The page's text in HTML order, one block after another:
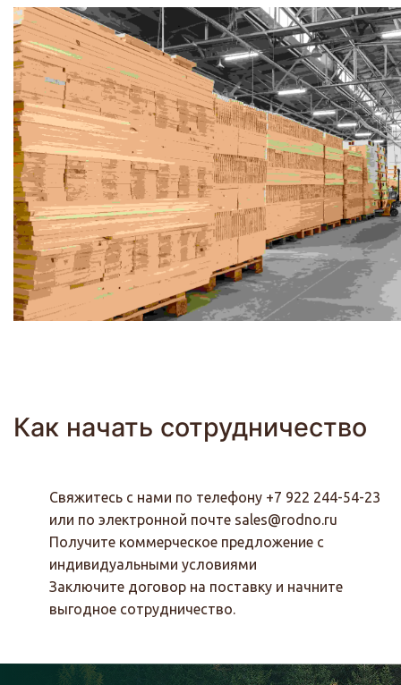
Как начать сотрудничество
Свяжитесь с нами по телефону +7 922 244-54-23
или по электронной почте sales@rodno.ru
Получите коммерческое предложение с
индивидуальными условиями
Заключите договор на поставку и начните
выгодное сотрудничество.